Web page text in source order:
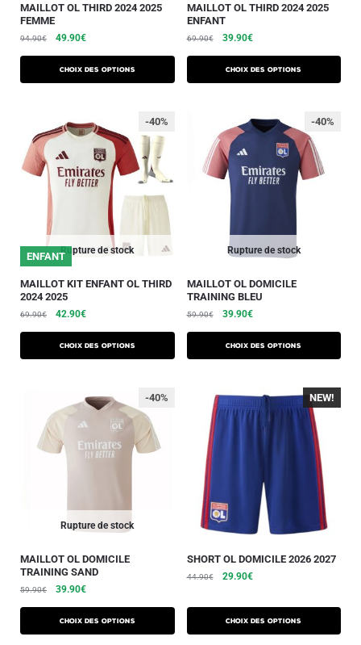
MAILLOT OL THIRD 2024 2025
FEMME
94.90€ 49.90€
Choix des options
MAILLOT OL THIRD 2024 2025
ENFANT
69.90€ 39.90€
Choix des options
Rupture de stock
ENFANT
-40%
MAILLOT KIT ENFANT OL THIRD
2024 2025
69.90€ 42.90€
Choix des options
Rupture de stock
-40%
MAILLOT OL DOMICILE
TRAINING BLEU
59.90€ 39.90€
Choix des options
Rupture de stock
-40%
MAILLOT OL DOMICILE
TRAINING SAND
59.90€ 39.90€
Choix des options
NEW!
SHORT OL DOMICILE 2026 2027
44.90€ 29.90€
Choix des options